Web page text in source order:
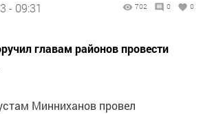
- 09:31 702 0 0
главам районов провести
Минниханов провел